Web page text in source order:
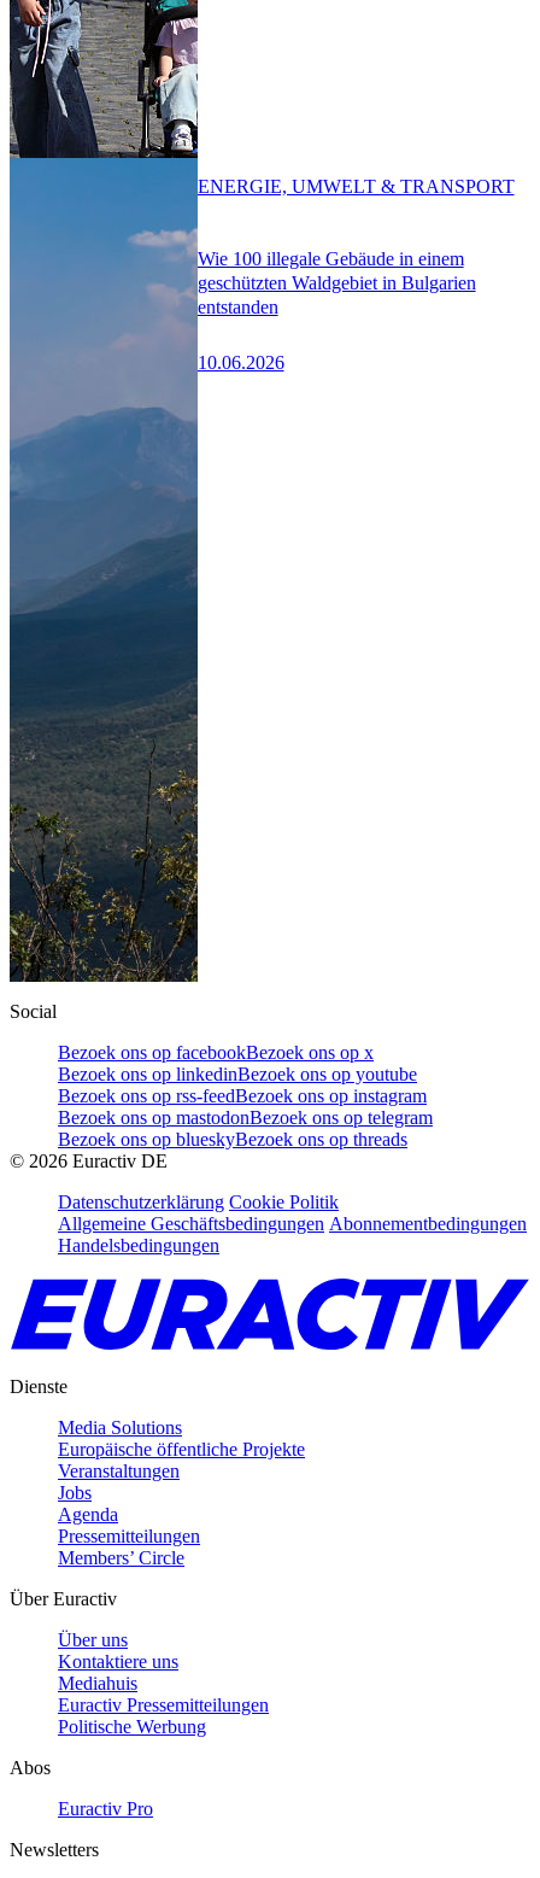
Wie 100 illegale Gebäude in einem
geschützten Waldgebiet in Bulgarien
entstanden
10.06.2026
ENERGIE, UMWELT & TRANSPORT
Social
Bezoek ons op facebookBezoek ons op x
Bezoek ons op linkedinBezoek ons op youtube
Bezoek ons op rss-feedBezoek ons op instagram
Bezoek ons op mastodonBezoek ons op telegram
Bezoek ons op blueskyBezoek ons op threads
© 2026 Euractiv DE
Datenschutzerklärung Cookie Politik
Allgemeine Geschäftsbedingungen Abonnementbedingungen
Handelsbedingungen
Dienste
Media Solutions
Europäische öffentliche Projekte
Veranstaltungen
Jobs
Agenda
Pressemitteilungen
Members’ Circle
Über Euractiv
Über uns
Kontaktiere uns
Mediahuis
Euractiv Pressemitteilungen
Politische Werbung
Abos
Euractiv Pro
Newsletters